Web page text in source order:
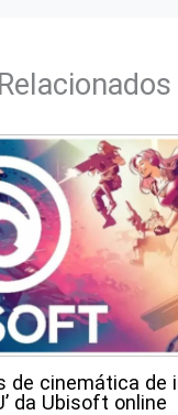
de cinemática de
da Ubisoft online